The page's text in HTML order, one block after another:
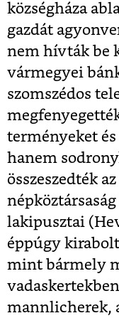
községháza
gazdát
nem hívták be
vármegyei
szomszédos
terményeket
hanem
összeszedték
lakipusztai
éppúgy
mint bármely
mannlicherek,